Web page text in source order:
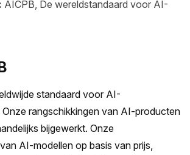
AICPB, De wereldstandaard voor AI-
standaard voor AI-
Onze rangschikkingen van AI-producten
bijgewerkt. Onze
AI-modellen op basis van prijs,